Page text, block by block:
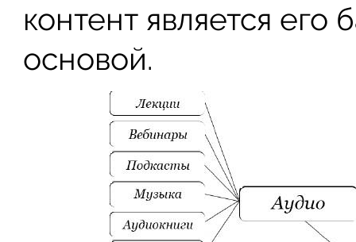
контент является
основой.